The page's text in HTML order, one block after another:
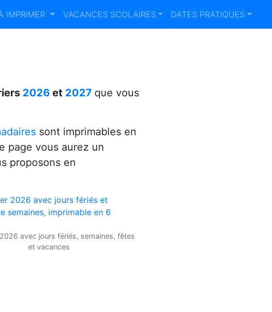
IMPRIMER VACANCES SCOLAIRES DATES PRATIQUES
2026et 2027 que vous
sont imprimables en
page vous aurez un
proposons en
avec jours fériés, semaines, fêtes
et vacances